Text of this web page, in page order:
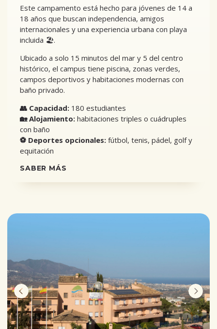
Este campamento está hecho para jóvenes de 14 a
18 años que buscan independencia, amigos
internacionales y una experiencia urbana con playa
incluida 🏖️.
Ubicado a solo 15 minutos del mar y 5 del centro
histórico, el campus tiene piscina, zonas verdes,
campos deportivos y habitaciones modernas con
baño privado.
👥 Capacidad: 180 estudiantes
🏡 Alojamiento: habitaciones triples o cuádruples
con baño
⚽ Deportes opcionales: fútbol, tenis, pádel, golf y
equitación
SABER MÁS